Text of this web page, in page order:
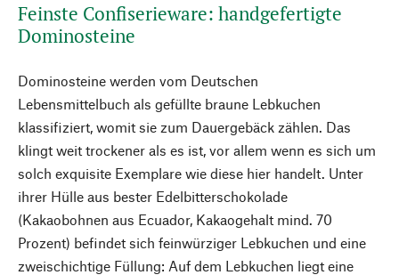
Feinste Confiserieware: handgefertigte
Dominosteine
Dominosteine werden vom Deutschen
Lebensmittelbuch als gefüllte braune Lebkuchen
klassifiziert, womit sie zum Dauergebäck zählen. Das
klingt weit trockener als es ist, vor allem wenn es sich um
solch exquisite Exemplare wie diese hier handelt. Unter
ihrer Hülle aus bester Edelbitterschokolade
(Kakaobohnen aus Ecuador, Kakaogehalt mind. 70
Prozent) befindet sich feinwürziger Lebkuchen und eine
zweischichtige Füllung: Auf dem Lebkuchen liegt eine